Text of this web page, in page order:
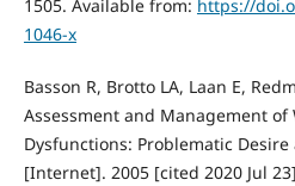
1505. Available from: https://
1046-x
Basson R, Brotto LA, Laan E,
Assessment and Management of
Dysfunctions: Problematic Desire
[Internet]. 2005 [cited 2020 Jul